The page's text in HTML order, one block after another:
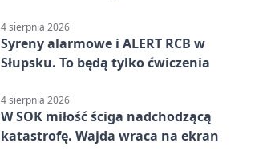
4 sierpnia 2026
Syreny alarmowe i ALERT RCB w
Słupsku. To będą tylko ćwiczenia
4 sierpnia 2026
W SOK miłość ściga nadchodzącą
katastrofę. Wajda wraca na ekran